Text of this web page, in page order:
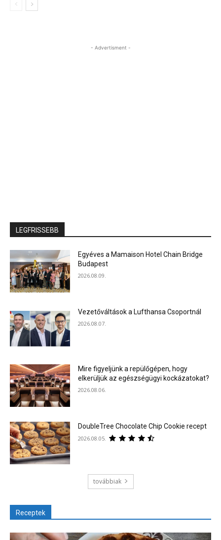
- Advertisment -
LEGFRISSEBB
Egyéves a Mamaison Hotel Chain Bridge
Budapest
2026.08.09.
Vezetőváltások a Lufthansa Csoportnál
2026.08.07.
Mire figyeljünk a repülőgépen, hogy
elkerüljük az egészségügyi kockázatokat?
2026.08.06.
DoubleTree Chocolate Chip Cookie recept
2026.08.05.
továbbiak
Receptek